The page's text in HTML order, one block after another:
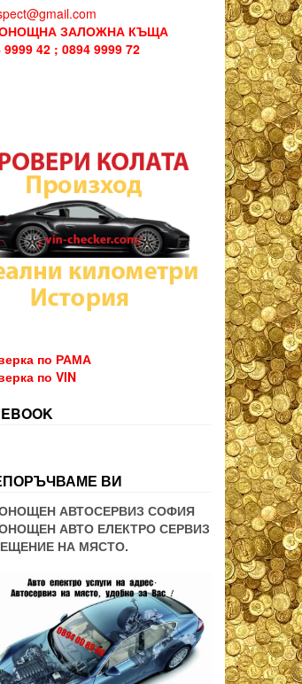
ЗАЛОЖНА КЪЩА
9999 42 ; 0894 9999 72
по РАМА
по VIN
ВИ
АВТОСЕРВИЗ СОФИЯ
АВТО ЕЛЕКТРО СЕРВИЗ
НА МЯСТО.